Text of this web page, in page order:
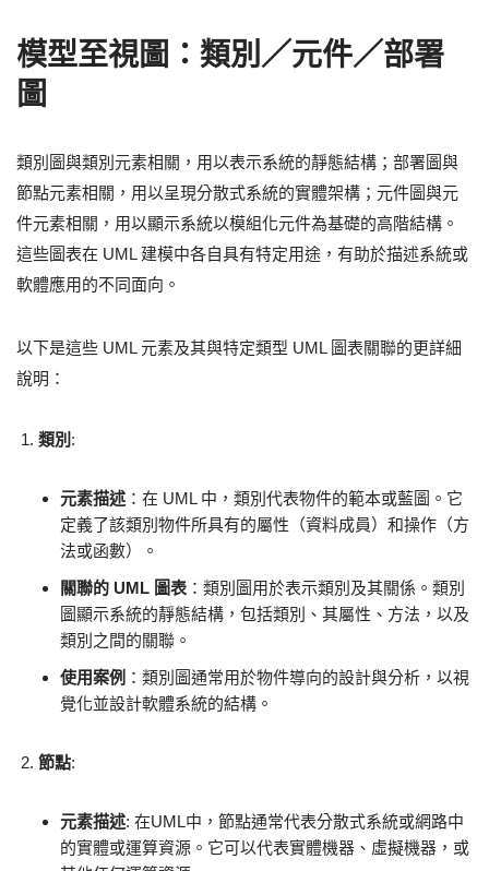
模型至視圖：類別／元件／部署
圖
類別圖與類別元素相關，用以表示系統的靜態結構；部署圖與
節點元素相關，用以呈現分散式系統的實體架構；元件圖與元
件元素相關，用以顯示系統以模組化元件為基礎的高階結構。
這些圖表在 UML 建模中各自具有特定用途，有助於描述系統或
軟體應用的不同面向。
以下是這些 UML 元素及其與特定類型 UML 圖表關聯的更詳細
說明：
類別 :
元素描述 ：在 UML 中，類別代表物件的範本或藍圖。它
定義了該類別物件所具有的屬性（資料成員）和操作（方
法或函數）。
關聯的 UML 圖表 ：類別圖用於表示類別及其關係。類別
圖顯示系統的靜態結構，包括類別、其屬性、方法，以及
類別之間的關聯。
使用案例 ：類別圖通常用於物件導向的設計與分析，以視
覺化並設計軟體系統的結構。
節點:
元素描述: 在UML中，節點通常代表分散式系統或網路中
的實體或運算資源。它可以代表實體機器、虛擬機器，或